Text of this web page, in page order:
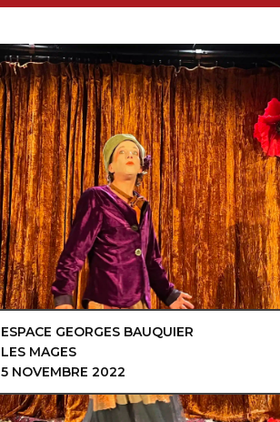
ESPACE GEORGES BAUQUIER
LES MAGES
5 NOVEMBRE 2022